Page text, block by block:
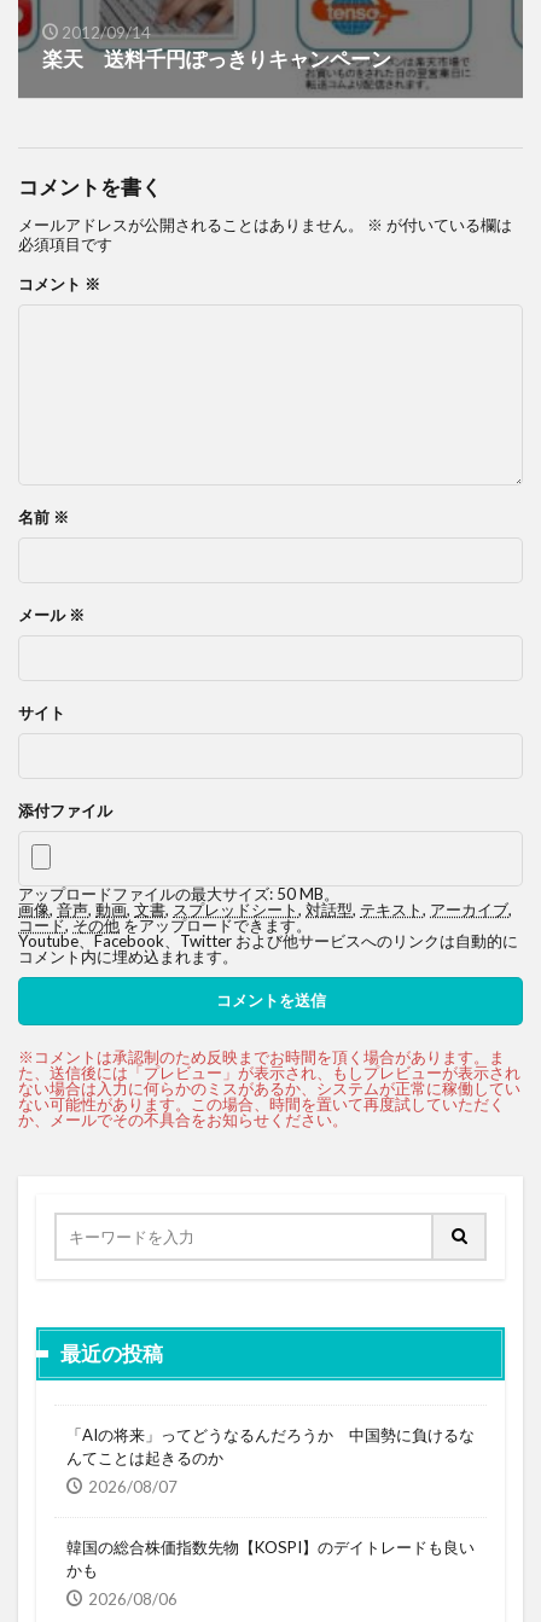
2012/09/14
楽天 送料千円ぽっきりキャンペーン
コメントを書く
メールアドレスが公開されることはありません。 ※ が付いている欄は
必須項目です
コメント ※
名前 ※
メール ※
サイト
添付ファイル
アップロードファイルの最大サイズ: 50 MB。
画像, 音声, 動画, 文書, スプレッドシート, 対話型, テキスト, アーカイブ,
コード,その他をアップロードできます。
Youtube、Facebook、Twitter および他サービスへのリンクは自動的に
コメント内に埋め込まれます。
最近の投稿
「AIの将来」ってどうなるんだろうか 中国勢に負けるな
んてことは起きるのか
2026/08/07
韓国の総合株価指数先物【KOSPI】のデイトレードも良い
かも
2026/08/06